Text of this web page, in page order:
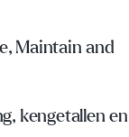
Maintain and
kengetallen en